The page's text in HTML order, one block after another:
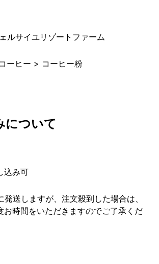
ルサイユリゾートファーム
ーヒー > コーヒー粉
について
込み可
発送しますが、注文殺到した場合は、
お時間をいただきますのでご了承くだ